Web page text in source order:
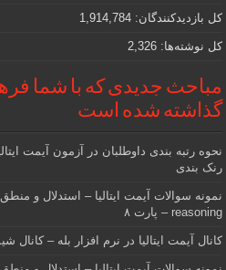
کل بازدیدکنند‌گان: 1,914,784
کل نوشته‌ها: 2,326
مباحث جدیدی که با شما
گذاشته شده است
رنک بندی
reasoning – پارت ۸
کانال آیمت ایتالیا در نرم افزار بله – کانال